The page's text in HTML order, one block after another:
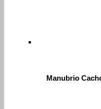
Manubrio